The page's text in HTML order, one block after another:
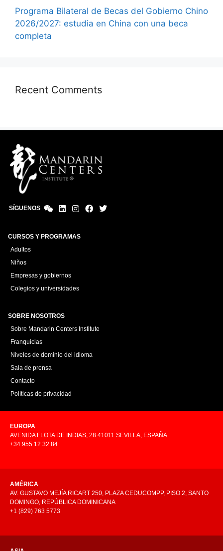
Programa Bilateral de Becas del Gobierno Chino
2026/2027: estudia en China con una beca
completa
Recent Comments
SÍGUENOS
CURSOS Y PROGRAMAS
Adultos
Niños
Empresas y gobiernos
Colegios y universidades
SOBRE NOSOTROS
Sobre Mandarin Centers Institute
Franquicias
Niveles de dominio del idioma
Sala de prensa
Contacto
Políticas de privacidad
EUROPA
AVENIDA FLOTA DE INDIAS, 28 41011 SEVILLA, ESPAÑA
+34 955 12 32 84
AMÉRICA
AV. GUSTAVO MEJÍA RICART 250, PLAZA CEDUCOMPP, PISO 2, SANTO
DOMINGO, REPÚBLICA DOMINICANA
+1 (829) 763 5773